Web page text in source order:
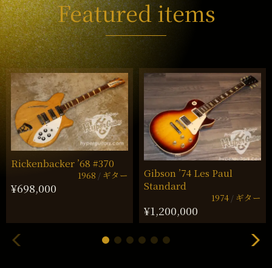
Featured items
Rickenbacker ’68 #370
1968 ギター
¥698,000
Gibson ’74 Les Paul
Standard
1974 ギター
¥1,200,000